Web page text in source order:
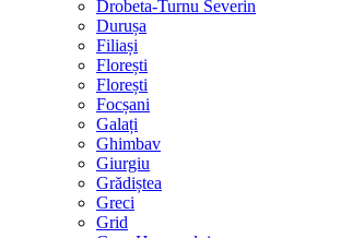
Drobeta-Turnu Severin
Durușa
Filiași
Florești
Florești
Focșani
Galați
Ghimbav
Giurgiu
Grădiștea
Greci
Grid